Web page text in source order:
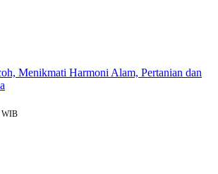
Menikmati Harmoni Alam, Pertanian dan
WIB